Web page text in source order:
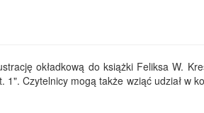
okładkową do książki Feliksa W.
Czytelnicy mogą także wziąć udział w